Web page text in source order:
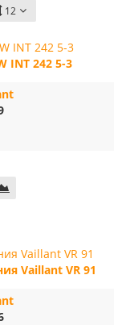
12
INT 242 5-3
Vaillant VR 91